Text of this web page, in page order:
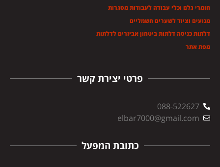
פרטי יצירת קשר
088-522627
elbar7000@gmail.com
כתובת המפעל
חומרי גלם וכלי עבודה לעבודות מסגרות
מנועים וציוד לשערים חשמליים
דלתות כניסה דלתות ביטחון אביזרים לדלתות
מפת אתר